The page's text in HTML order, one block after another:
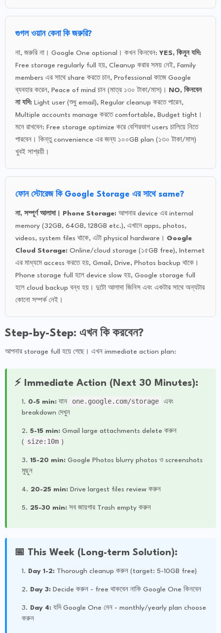
গুগল ওয়ান কেনা কি জরুরি?
না, জরুরি না। Google One optional। কখন কিনবেন:YES, কিনুন যদি:
Free storage regularly full হয়, Cleanup করার সময় নেই, Family
members এর সাথে share করতে চান, Professional কাজে Google
ব্যবহার করেন, Peace of mind চান (মাত্র ১৩০ টাকা/মাস)।
NO, কিনবেন
না যদি: Light user (শুধু email), Regular cleanup করতে পারেন,
Multiple accounts manage করতে comfortable, Budget tight।
মনে রাখবেন: Free storage optimize করে বেশিরভাগ users চালিয়ে নিতে
পারবেন। কিন্তু convenience এর জন্য ১০০GB plan (১৩০ টাকা/মাস)
খুবই সাশ্রয়ী।
ফোন স্টোরেজ কি Google Storage এর সাথে same?
না, সম্পূর্ণ আলাদা। Phone Storage: আপনার device এর internal
memory (32GB, 64GB, 128GB etc.), এখানে apps, photos,
videos, system files থাকে, এটা physical hardware। Google
Cloud Storage: Online/cloud storage (১৫GB free), Internet
এর মাধ্যমে access করতে হয়, Gmail, Drive, Photos backup থাকে।
Phone storage full হলে device slow হয়, Google storage full
হলে cloud backup বন্ধ হয়। দুটো আলাদা জিনিস এবং একটার সাথে অন্যটার
কোনো সম্পর্ক নেই।
Step-by-Step: এখন কি করবেন?
আপনার storage full হয়ে গেছে। এখন immediate action plan:
⚡ Immediate Action (Next 30 Minutes):
0-5 min: যান one.google.com/storage
এবং
breakdown দেখুন
5-15 min: Gmail large attachments delete করুন
( size:10m )
15-20 min: Google Photos blurry photos ও screenshots
মুছুন
20-25 min: Drive largest files review করুন
25-30 min: সব জায়গার Trash empty করুন
📅 This Week (Long-term Solution):
Day 1-2: Thorough cleanup করুন (target: 5-10GB free)
Day 3: Decide করুন - free থাকবেন নাকি Google One কিনবেন
Day 4: যদি Google One নেন - monthly/yearly plan choose
করুন